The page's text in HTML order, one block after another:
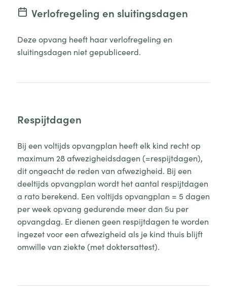
Verlofregeling en sluitingsdagen
Deze opvang heeft haar verlofregeling en
sluitingsdagen niet gepubliceerd.
Respijtdagen
Bij een voltijds opvangplan heeft elk kind recht op
maximum 28 afwezigheidsdagen (=respijtdagen),
dit ongeacht de reden van afwezigheid. Bij een
deeltijds opvangplan wordt het aantal respijtdagen
a rato berekend. Een voltijds opvangplan = 5 dagen
per week opvang gedurende meer dan 5u per
opvangdag. Er dienen geen respijtdagen te worden
ingezet voor een afwezigheid als je kind thuis blijft
omwille van ziekte (met doktersattest).